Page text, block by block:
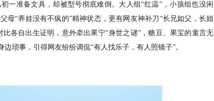
一准备文具，却被型号彻底难倒。大人组“红温”，小孩组也没闲
“养娃没有不疯的”精神状态，更有网友神补刀“长兄如父，长姐
各自出生证明，意外牵出果宁“身世之谜”，糖豆、果宝的童言无
琐事，引得网友纷纷调侃“有人找乐子，有人照镜子”。